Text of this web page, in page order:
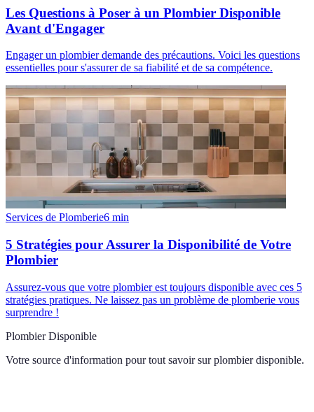
Les Questions à Poser à un Plombier Disponible
Avant d'Engager
Engager un plombier demande des précautions. Voici les questions
essentielles pour s'assurer de sa fiabilité et de sa compétence.
Services de Plomberie6 min
5 Stratégies pour Assurer la Disponibilité de Votre
Plombier
Assurez-vous que votre plombier est toujours disponible avec ces 5
stratégies pratiques. Ne laissez pas un problème de plomberie vous
surprendre !
Plombier Disponible
Votre source d'information pour tout savoir sur plombier disponible.